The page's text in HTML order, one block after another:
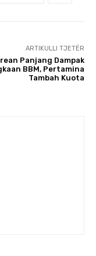
ARTIKULLI TJETËR
Panjang Dampak
BBM, Pertamina
Tambah Kuota